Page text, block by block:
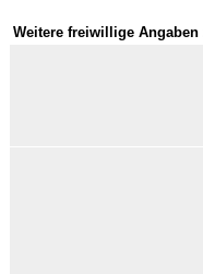
Weitere freiwillige